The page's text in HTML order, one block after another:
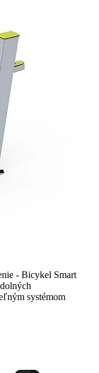
- Bicykel Smart
systémom